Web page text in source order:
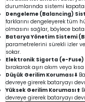
durumlarında sistemi
Dengeleme (Balancing)
farklarını dengeleyerek tüm
olmasını sağlar, böylece
Batarya Yönetim Sistemi
parametrelerini sürekli izler
sokar.
Elektronik Sigorta (e-Fuse)
bırakarak aşırı akım veya
Düşük Gerilim Koruması ⬇️
devreye girerek bataryayı
Yüksek Gerilim Koruması ⬆️
devreye girerek bataryayı